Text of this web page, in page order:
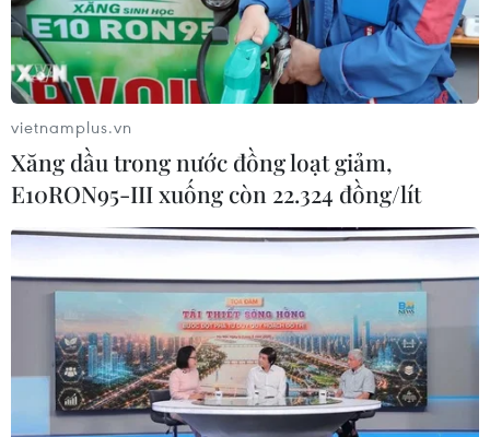
22/07/2026 06:02
Xem thêm
Tổng Biên tập: TRẦN TIẾN DUẨN
Phó Tổng Biên tập: NGUYỄN THỊ TÁM, KHÚC THANH
THỦY
Sở hữu trí tuệ
Quy định sử dụng
vietnamplus.vn
Xăng dầu trong nước đồng loạt giảm,
E10RON95-III xuống còn 22.324 đồng/lít